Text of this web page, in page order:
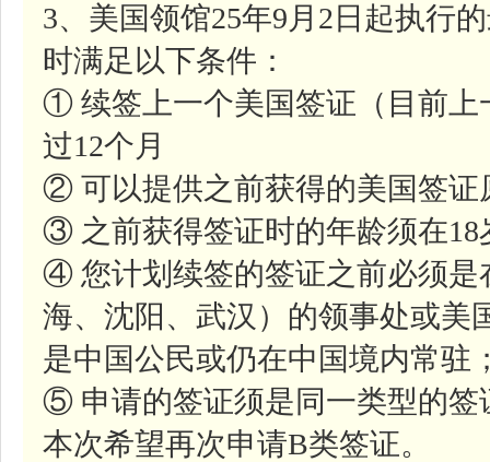
3、美国领馆25年9月2日起执行
时满足以下条件：
① 续签上一个美国签证（目前上
过12个月
② 可以提供之前获得的美国签证
③ 之前获得签证时的年龄须在18
④ 您计划续签的签证之前必须是
海、沈阳、武汉）的领事处或美
是中国公民或仍在中国境内常驻
⑤ 申请的签证须是同一类型的签
本次希望再次申请B类签证。